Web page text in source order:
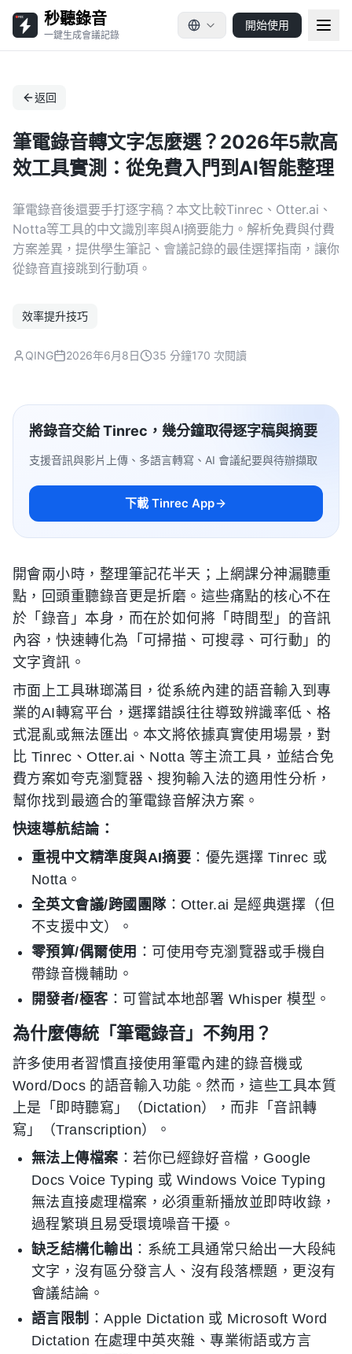
秒聽錄音
一鍵生成會議記錄
開始使用
返回
筆電錄音轉文字怎麼選？2026年5款高
效工具實測：從免費入門到AI智能整理
筆電錄音後還要手打逐字稿？本文比較Tinrec、Otter.ai、
Notta等工具的中文識別率與AI摘要能力。解析免費與付費
方案差異，提供學生筆記、會議記錄的最佳選擇指南，讓你
從錄音直接跳到行動項。
效率提升技巧
QING 2026年6月8日 35 分鐘170 次閱讀
將錄音交給 Tinrec，幾分鐘取得逐字稿與摘要
支援音訊與影片上傳、多語言轉寫、AI 會議紀要與待辦擷取
下載 Tinrec App
開會兩小時，整理筆記花半天；上網課分神漏聽重
點，回頭重聽錄音更是折磨。這些痛點的核心不在
於「錄音」本身，而在於如何將「時間型」的音訊
內容，快速轉化為「可掃描、可搜尋、可行動」的
文字資訊。
市面上工具琳瑯滿目，從系統內建的語音輸入到專
業的AI轉寫平台，選擇錯誤往往導致辨識率低、格
式混亂或無法匯出。本文將依據真實使用場景，對
比 Tinrec、Otter.ai、Notta 等主流工具，並結合免
費方案如夸克瀏覽器、搜狗輸入法的適用性分析，
幫你找到最適合的筆電錄音解決方案。
快速導航結論：
重視中文精準度與AI摘要 ：優先選擇 Tinrec 或
Notta。
全英文會議/跨國團隊：Otter.ai 是經典選擇（但
不支援中文）。
零預算/偶爾使用 ：可使用夸克瀏覽器或手機自
帶錄音機輔助。
開發者/極客：可嘗試本地部署 Whisper 模型。
為什麼傳統「筆電錄音」不夠用？
許多使用者習慣直接使用筆電內建的錄音機或
Word/Docs 的語音輸入功能。然而，這些工具本質
上是「即時聽寫」（Dictation），而非「音訊轉
寫」（Transcription）。
無法上傳檔案 ：若你已經錄好音檔，Google
Docs Voice Typing 或 Windows Voice Typing
無法直接處理檔案，必須重新播放並即時收錄，
過程繁瑣且易受環境噪音干擾。
缺乏結構化輸出 ：系統工具通常只給出一大段純
文字，沒有區分發言人、沒有段落標題，更沒有
會議結論。
語言限制 ：Apple Dictation 或 Microsoft Word
Dictation 在處理中英夾雜、專業術語或方言